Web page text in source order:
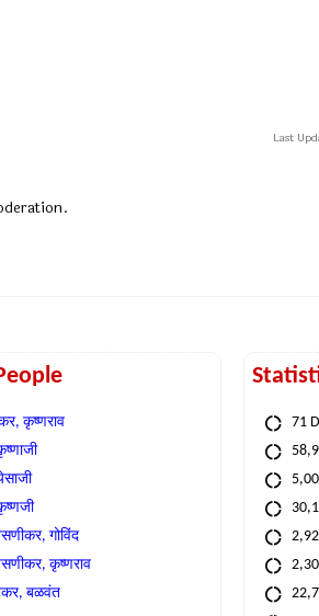
Last
कृष्णराव
गोविंद
कृष्णराव
बळवंत
71